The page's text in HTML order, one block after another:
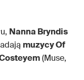
Nanna Bryndis
muzycy Of
(Muse,